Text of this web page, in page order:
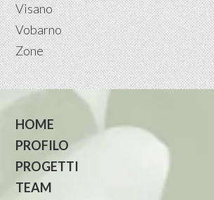
Visano
Vobarno
Zone
HOME
PROFILO
PROGETTI
TEAM